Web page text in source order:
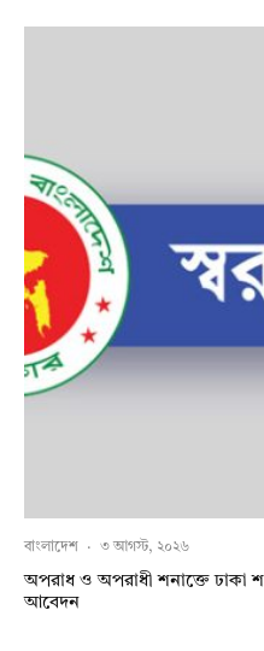
বাংলাদেশ · ৩ আগস্ট, ২০২৬
অপরাধ ও অপরাধী শনাক্তে ঢাকা
আবেদন